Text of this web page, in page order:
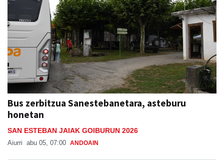
Bus zerbitzua Sanestebanetara, asteburu
honetan
SAN ESTEBAN JAIAK GOIBURUN 2026
Aiurri abu 05, 07:00 ANDOAIN